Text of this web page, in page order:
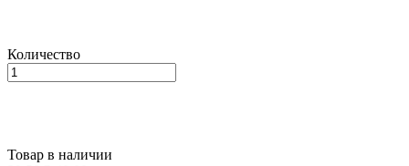
Количество
Товар в наличии